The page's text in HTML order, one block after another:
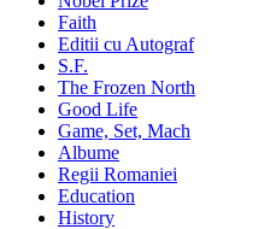
Faith
Editii cu Autograf
S.F.
The Frozen North
Good Life
Game, Set, Mach
Albume
Regii Romaniei
Education
History